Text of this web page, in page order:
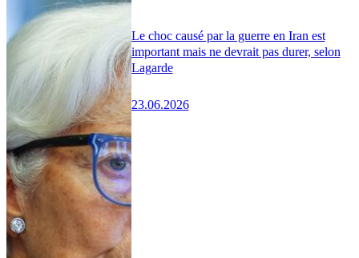
Le choc causé par la guerre en Iran est
important mais ne devrait pas durer, selon
Lagarde
23.06.2026